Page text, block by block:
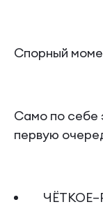
Спорный
Само по себе
первую